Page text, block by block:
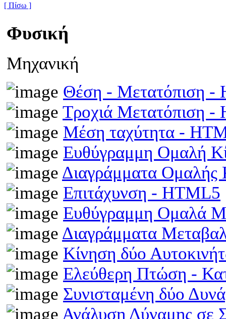
[ Πίσω ]
Φυσική
Μηχανική
Θέση - Μετατόπιση -
Τροχιά Μετατόπιση -
Μέση ταχύτητα -
Ευθύγραμμη Ομαλή
Διαγράμματα
Επιτάχυνση - HTML5
Ευθύγραμμη Ομαλά
Διαγράμματα
Κίνηση δύο
Ελεύθερη Πτώση -
Συνισταμένη δύο
Ανάλυση Δύναμης σε